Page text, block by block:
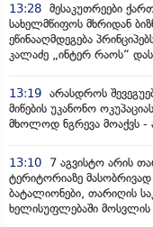
13:28 მესაკუთრეები
სახელმწიფოს მხრიდან
ეწინააღმდეგება
კალაძე „ინტერ რაოს“
13:19 არასდროს
მიწების უკანონო
მხოლოდ ნგრევა მოაქვს -
13:10
7 აგვისტო არის
ტერიტორიაზე
ბატალიონები, თარიღის
ხელისუფლებაში